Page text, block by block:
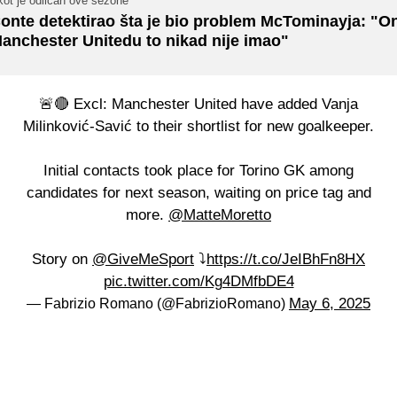
detektirao šta je bio problem McTominayja:
Unitedu to nikad nije imao"
🚨🔴 Excl: Manchester United have added Vanja
Milinković-Savić to their shortlist for new goalkeeper.
Initial contacts took place for Torino GK among
candidates for next season, waiting on price tag and
more. @MatteMoretto
Story on @GiveMeSport ⤵️https://t.co/JeIBhFn8HX
pic.twitter.com/Kg4DMfbDE4
— Fabrizio Romano (@FabrizioRomano) May 6, 2025